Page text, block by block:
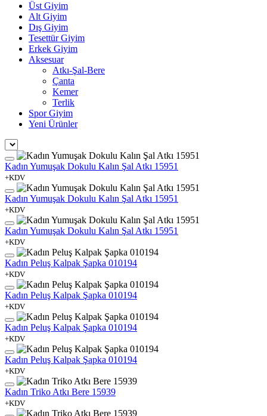
Üst Giyim
Alt Giyim
Dış Giyim
Tesettür Giyim
Erkek Giyim
Aksesuar
Atkı-Şal-Bere
Çanta
Kemer
Terlik
Spor Giyim
Yeni Ürünler
Kadın Yumuşak Dokulu Kalın Şal Atkı 15951
+KDV
Kadın Yumuşak Dokulu Kalın Şal Atkı 15951
+KDV
Kadın Yumuşak Dokulu Kalın Şal Atkı 15951
+KDV
Kadın Peluş Kalpak Şapka 010194
+KDV
Kadın Peluş Kalpak Şapka 010194
+KDV
Kadın Peluş Kalpak Şapka 010194
+KDV
Kadın Peluş Kalpak Şapka 010194
+KDV
Kadın Triko Atkı Bere 15939
+KDV